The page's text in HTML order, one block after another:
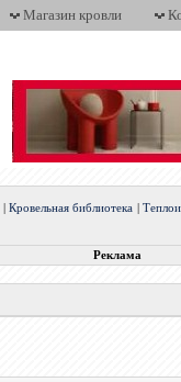
Магазин кровли
|Кровельная библиотека |
Реклама